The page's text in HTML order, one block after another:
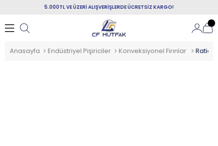
5.000TL VE ÜZERİ ALIŞVERİŞLERDE ÜCRETSİZ KARGO!
Anasayfa Endüstriyel Pişiriciler Konveksiyonel Fırınlar